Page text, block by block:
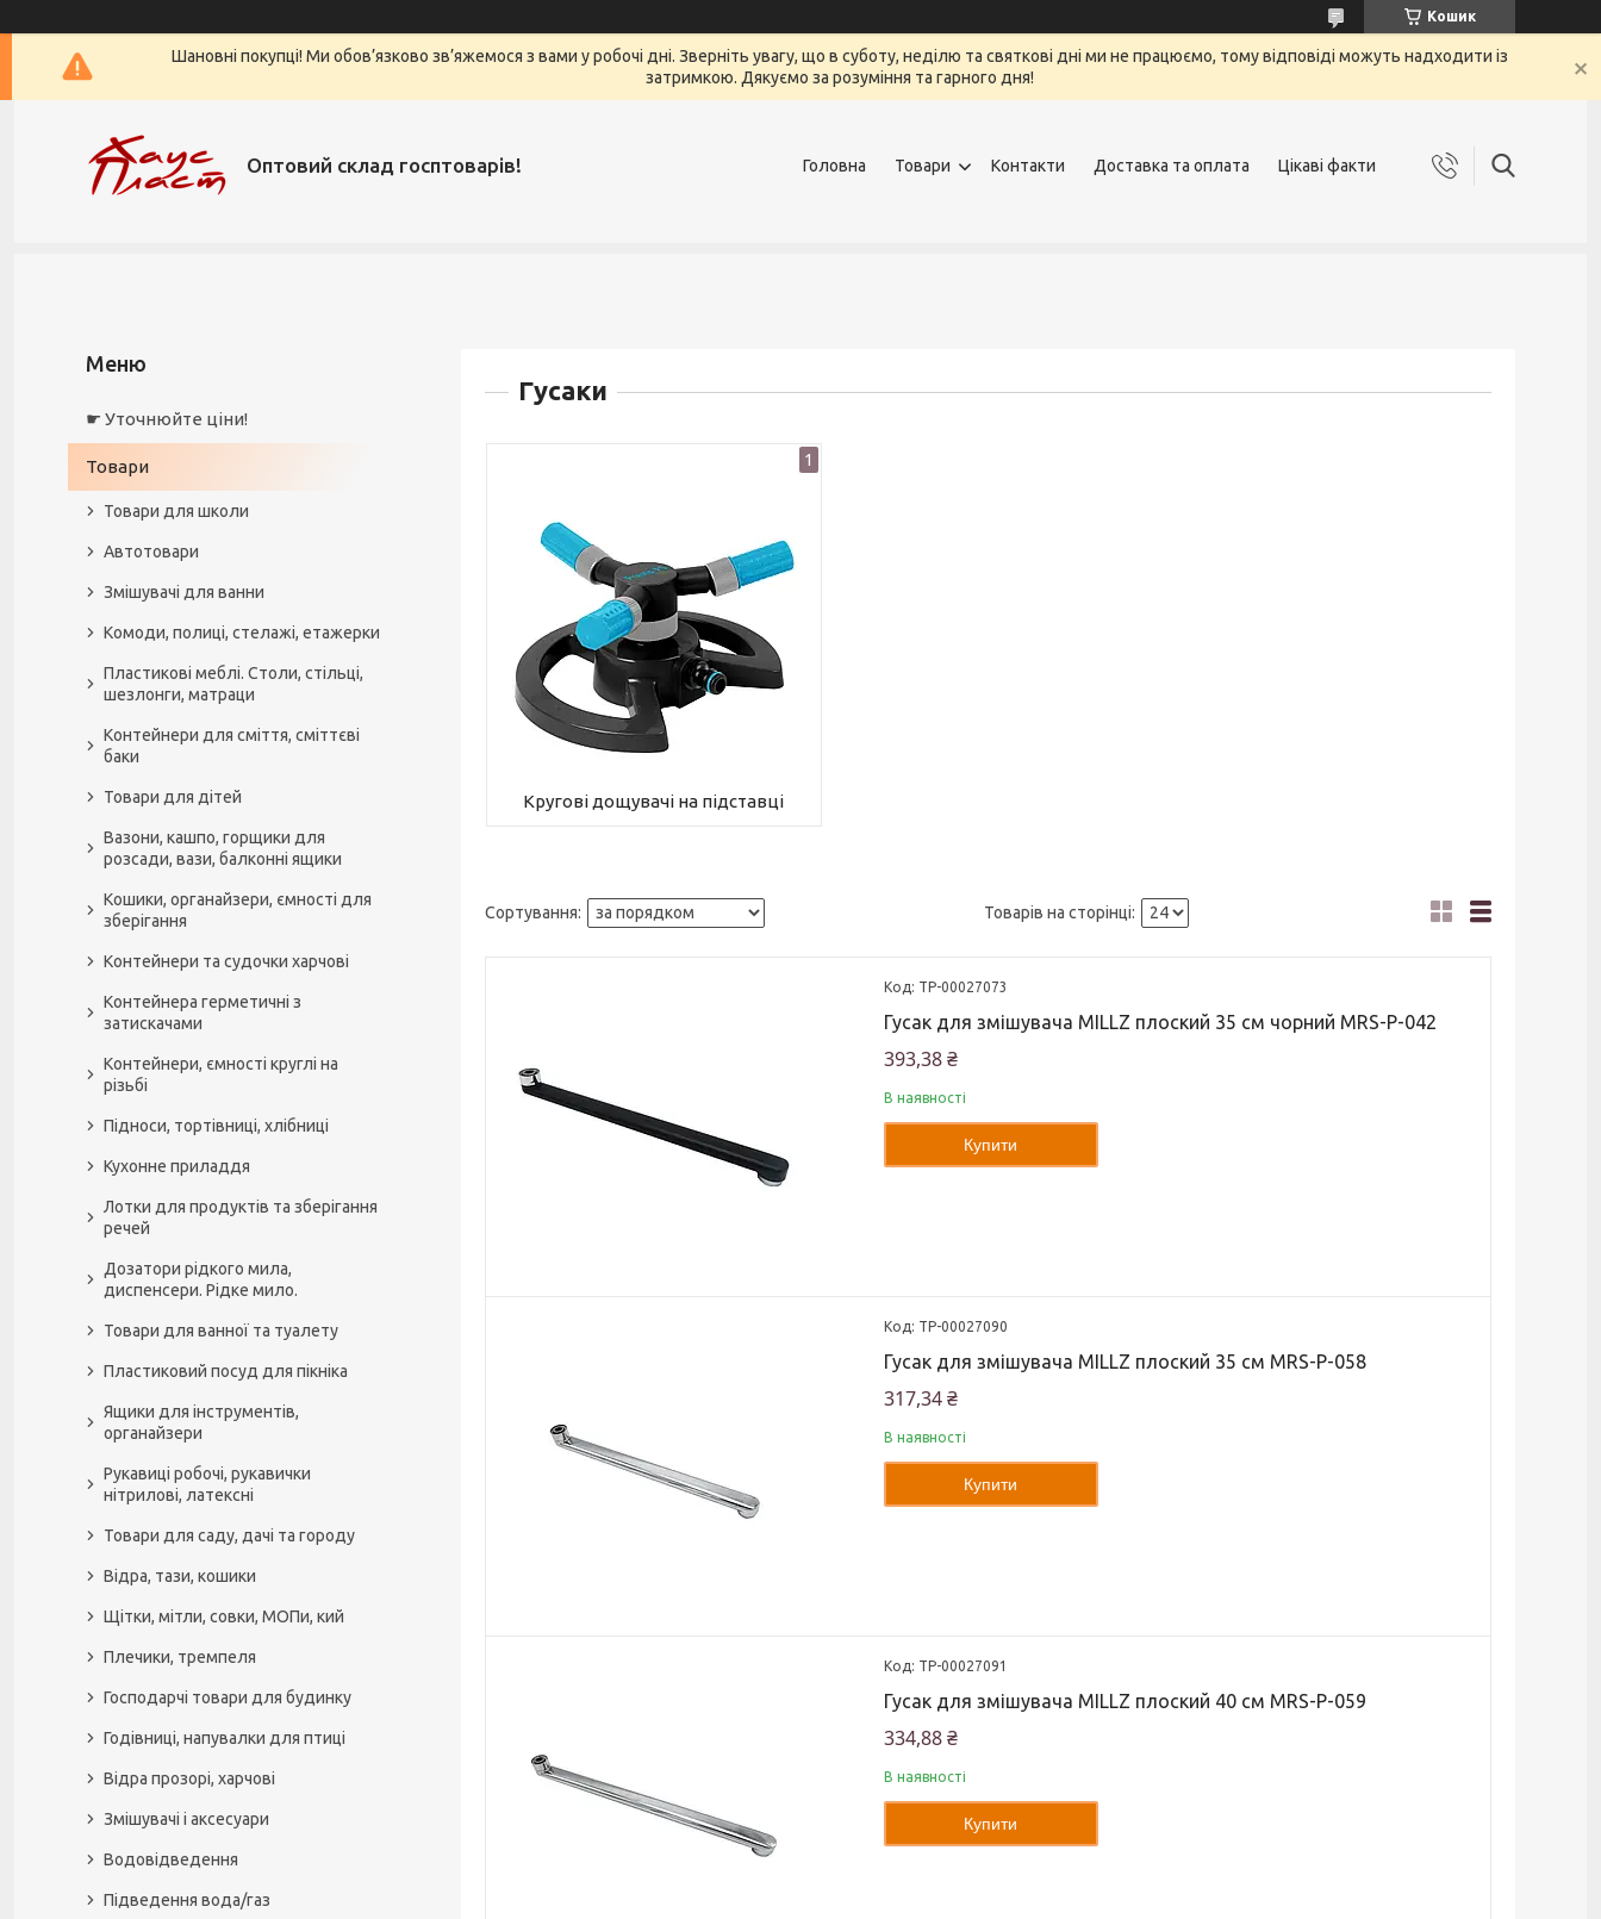
Кошик
Шановні покупці! Ми обов’язково зв’яжемося з вами у робочі дні. Зверніть увагу, що в суботу, неділю та святкові дні ми не працюємо, тому відповіді можуть надходити із
затримкою. Дякуємо за розуміння та гарного дня!
Оптовий склад госптоварів! Головна Товари Контакти Доставка та оплата Цікаві факти
Гусаки
1
Кругові дощувачі на підставці
ТР-00027073
Гусак для змішувача MILLZ плоский 35 см чорний MRS-P-042
393,38 ₴
В наявності
Купити
ТР-00027090
Гусак для змішувача MILLZ плоский 35 см MRS-P-058
317,34 ₴
В наявності
Купити
ТР-00027091
Гусак для змішувача MILLZ плоский 40 см MRS-P-059
334,88 ₴
В наявності
Купити
☛ Уточнюйте ціни!
Товари
Товари для школи
Автотовари
Змішувачі для ванни
Комоди, полиці, стелажі, етажерки
Пластикові меблі. Столи, стільці,
шезлонги, матраци
Контейнери для сміття, сміттєві
баки
Товари для дітей
Вазони, кашпо, горщики для
розсади, вази, балконні ящики
Кошики, органайзери, ємності для
зберігання
Контейнери та судочки харчові
Контейнера герметичні з
затискачами
Контейнери, ємності круглі на
різьбі
Підноси, тортівниці, хлібниці
Кухонне приладдя
Лотки для продуктів та зберігання
речей
Дозатори рідкого мила,
диспенсери. Рідке мило.
Товари для ванної та туалету
Пластиковий посуд для пікніка
Ящики для інструментів,
органайзери
Рукавиці робочі, рукавички
нітрилові, латексні
Товари для саду, дачі та городу
Відра, тази, кошики
Щітки, мітли, совки, МОПи, кий
Плечики, тремпеля
Господарчі товари для будинку
Годівниці, напувалки для птиці
Відра прозорі, харчові
Змішувачі і аксесуари
Водовідведення
Підведення вода/газ